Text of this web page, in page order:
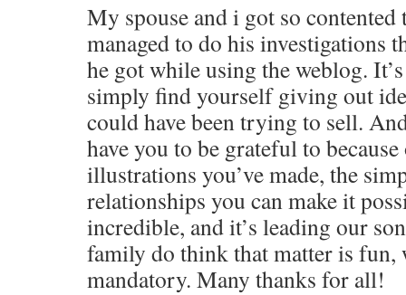
My spouse and i got so contented
managed to do his investigations
he got while using the weblog.
simply find yourself giving out
could have been trying to sell.
have you to be grateful to
illustrations you’ve made, the
relationships you can make it
incredible, and it’s leading our
family do think that matter is
mandatory. Many thanks for all!